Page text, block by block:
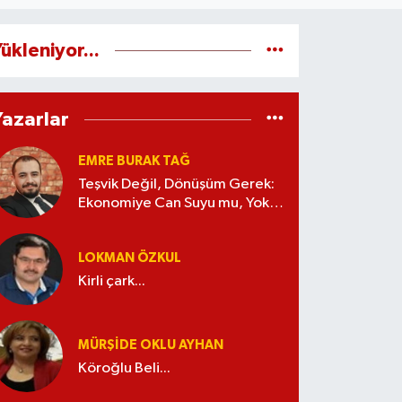
EMRE BURAK TAĞ
Teşvik Değil, Dönüşüm Gerek:
Ekonomiye Can Suyu mu, Yoksa
LOKMAN ÖZKUL
Kirli çark...
MÜRŞIDE OKLU AYHAN
Köroğlu Beli...